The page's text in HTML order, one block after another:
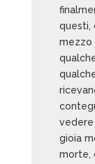
questi,
mezzo
vedere
gioia
morte,